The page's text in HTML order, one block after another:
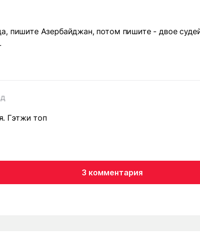
пишите Азербайджан, потом пишите - двое
Гэтжи топ
3 комментария